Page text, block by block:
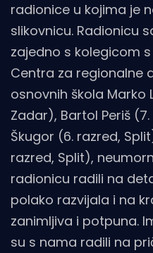
radionice u kojima je
slikovnicu. Radionicu
zajedno s kolegicom
Centra za regionalne
osnovnih škola Marko
Zadar), Bartol Periš
Škugor (6. razred,
razred, Split),
radionicu radili na
polako razvijala i na
zanimljiva i potpuna.
su s nama radili na